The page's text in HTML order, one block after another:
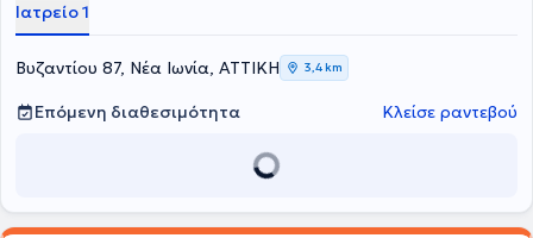
Ιατρείο 1
Βυζαντίου 87, Νέα Ιωνία, ΑΤΤΙΚΗ 3,4 km
Επόμενη διαθεσιμότητα Κλείσε ραντεβού